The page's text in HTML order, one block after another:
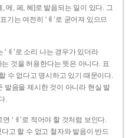
, 메, 페, 헤]로 발음되는 일이 있다. 그
기는 여전히 ‘ㅖ’로 굳어져 있으므
‘ㅔ’로 소리 나는 경우가 있더라
는 것을 허용한다는 뜻은 아니다. 표
수 없다고 명시하고 있기 때문이다.
발음을 제시한 것이 아니라 현실 발
.
‘ㅔ’로 적어야 할 것처럼 보인다.
고 할 수 없고 철자와 발음이 반드